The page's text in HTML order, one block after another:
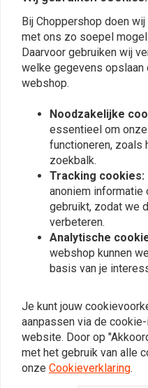
* Dual Trip Meter (resetbaar): 0.0-
* RPM Meter: 0-20,000rpm
* Voltmeter: 0.0-18.0V
* Max. snelheidsgeheugen en recall
* Max. rpm geheugen en recall
* Mogelijkheid om verbinding te
het voertuig is uitgerust met een
* PPR-instelling te selecteren uit
* Power DC9-16 (normaal 12V)
* V-vormige beugel inbegrepen
Kovács Attila
I'm using an 2002 Yamaha
Warrior since 2017
Vergelijkbare
Bij Choppershop doen
met ons zo soepel
Daarvoor gebruiken wij
welke gegevens opslaan
webshop.
Noodzakelijke
essentieel om
functioneren, zoals
zoekbalk.
Tracking cookies:
anoniem
gebruikt, zodat we
verbeteren.
Analytische
webshop kunnen
basis van je
Je kunt jouw
aanpassen via de
website. Door op
met het gebruik van alle
onze Cookieverklaring.